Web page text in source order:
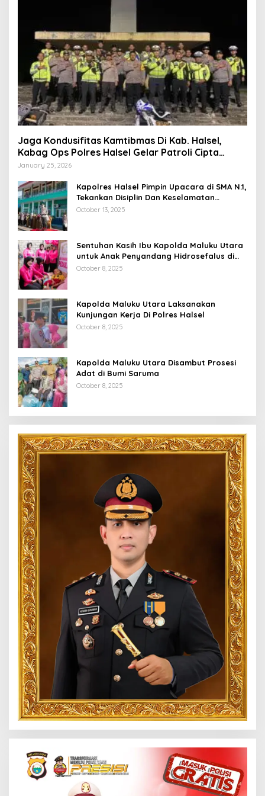
Jaga Kondusifitas Kamtibmas Di Kab. Halsel,
Kabag Ops Polres Halsel Gelar Patroli Cipta
Kondisi
January 25, 2026
Kapolres Halsel Pimpin Upacara di SMA N.1,
Tekankan Disiplin Dan Keselamatan
Berkendara
October 13, 2025
Sentuhan Kasih Ibu Kapolda Maluku Utara
untuk Anak Penyandang Hidrosefalus di
Desa Babang
October 8, 2025
Kapolda Maluku Utara Laksanakan
Kunjungan Kerja Di Polres Halsel
October 8, 2025
Kapolda Maluku Utara Disambut Prosesi
Adat di Bumi Saruma
October 8, 2025